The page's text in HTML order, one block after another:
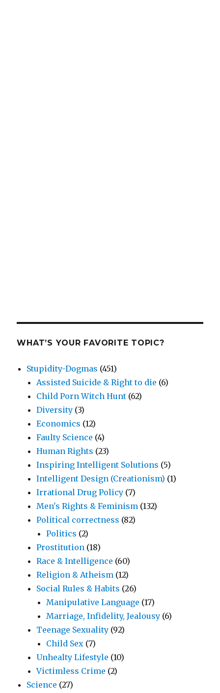
WHAT’S YOUR FAVORITE TOPIC?
Stupidity-Dogmas (451)
Assisted Suicide & Right to die (6)
Child Porn Witch Hunt (62)
Diversity (3)
Economics (12)
Faulty Science (4)
Human Rights (23)
Inspiring Intelligent Solutions (5)
Intelligent Design (Creationism) (1)
Irrational Drug Policy (7)
Men's Rights & Feminism (132)
Political correctness (82)
Politics (2)
Prostitution (18)
Race & Intelligence (60)
Religion & Atheism (12)
Social Rules & Habits (26)
Manipulative Language (17)
Marriage, Infidelity, Jealousy (6)
Teenage Sexuality (92)
Child Sex (7)
Unhealty Lifestyle (10)
Victimless Crime (2)
Science (27)